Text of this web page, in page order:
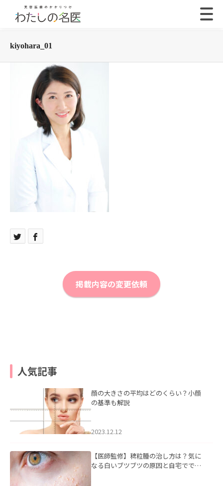
kiyohara_01
掲載内容の変更依頼
人気記事
顔の大きさの平均はどのくらい？小顔
の基準も解説
2023.12.12
【医師監修】稗粒腫の治し方は？気に
なる白いブツブツの原因と自宅ででき